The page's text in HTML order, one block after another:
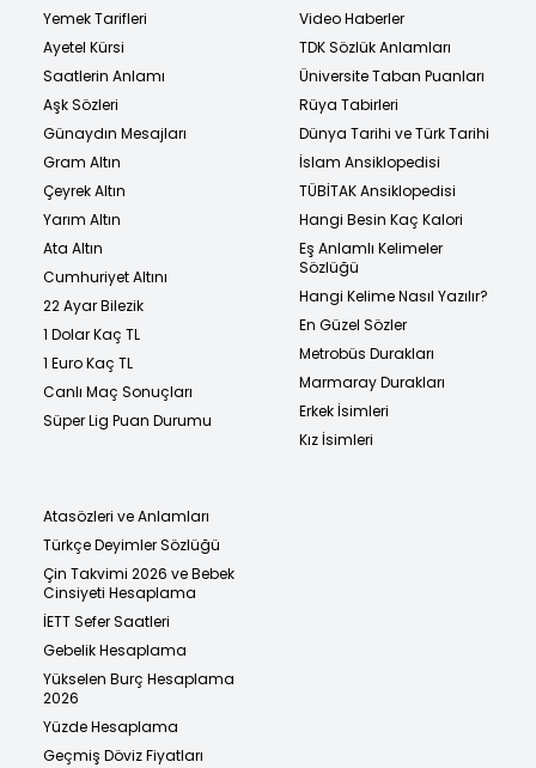
Yemek Tarifleri
Ayetel Kürsi
Saatlerin Anlamı
Aşk Sözleri
Günaydın Mesajları
Gram Altın
Çeyrek Altın
Yarım Altın
Ata Altın
Cumhuriyet Altını
22 Ayar Bilezik
1 Dolar Kaç TL
1 Euro Kaç TL
Canlı Maç Sonuçları
Süper Lig Puan Durumu
Video Haberler
TDK Sözlük Anlamları
Üniversite Taban Puanları
Rüya Tabirleri
Dünya Tarihi ve Türk Tarihi
İslam Ansiklopedisi
TÜBİTAK Ansiklopedisi
Hangi Besin Kaç Kalori
Eş Anlamlı Kelimeler
Sözlüğü
Hangi Kelime Nasıl Yazılır?
En Güzel Sözler
Metrobüs Durakları
Marmaray Durakları
Erkek İsimleri
Kız İsimleri
Atasözleri ve Anlamları
Türkçe Deyimler Sözlüğü
Çin Takvimi 2026 ve Bebek
Cinsiyeti Hesaplama
İETT Sefer Saatleri
Gebelik Hesaplama
Yükselen Burç Hesaplama
2026
Yüzde Hesaplama
Geçmiş Döviz Fiyatları